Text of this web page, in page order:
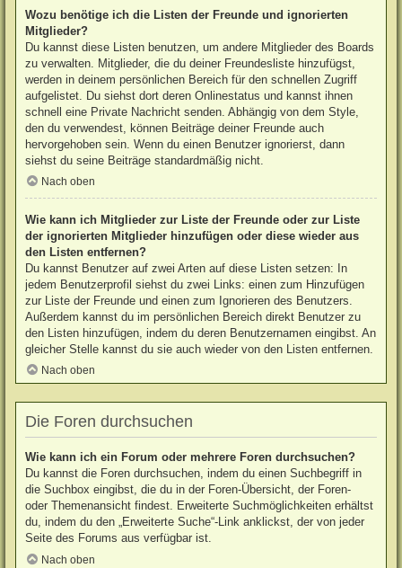
Wozu benötige ich die Listen der Freunde und ignorierten
Mitglieder?
Du kannst diese Listen benutzen, um andere Mitglieder des Boards
zu verwalten. Mitglieder, die du deiner Freundesliste hinzufügst,
werden in deinem persönlichen Bereich für den schnellen Zugriff
aufgelistet. Du siehst dort deren Onlinestatus und kannst ihnen
schnell eine Private Nachricht senden. Abhängig von dem Style,
den du verwendest, können Beiträge deiner Freunde auch
hervorgehoben sein. Wenn du einen Benutzer ignorierst, dann
siehst du seine Beiträge standardmäßig nicht.
Nach oben
Wie kann ich Mitglieder zur Liste der Freunde oder zur Liste
der ignorierten Mitglieder hinzufügen oder diese wieder aus
den Listen entfernen?
Du kannst Benutzer auf zwei Arten auf diese Listen setzen: In
jedem Benutzerprofil siehst du zwei Links: einen zum Hinzufügen
zur Liste der Freunde und einen zum Ignorieren des Benutzers.
Außerdem kannst du im persönlichen Bereich direkt Benutzer zu
den Listen hinzufügen, indem du deren Benutzernamen eingibst. An
gleicher Stelle kannst du sie auch wieder von den Listen entfernen.
Nach oben
Die Foren durchsuchen
Wie kann ich ein Forum oder mehrere Foren durchsuchen?
Du kannst die Foren durchsuchen, indem du einen Suchbegriff in
die Suchbox eingibst, die du in der Foren-Übersicht, der Foren-
oder Themenansicht findest. Erweiterte Suchmöglichkeiten erhältst
du, indem du den „Erweiterte Suche“-Link anklickst, der von jeder
Seite des Forums aus verfügbar ist.
Nach oben